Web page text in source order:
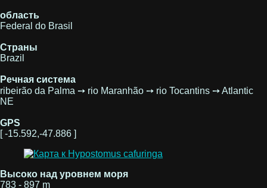
область
Federal do Brasil
Страны
Brazil
Речная система
ribeirão da Palma ➙ rio Maranhão ➙ rio Tocantins ➙ Atlantic
NE
GPS
[ -15.592,-47.886 ]
Высоко над уровнем моря
783 - 897 m